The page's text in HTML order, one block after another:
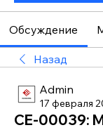
Обсуждение
Назад
Admin
17 февраля
CE-00039: